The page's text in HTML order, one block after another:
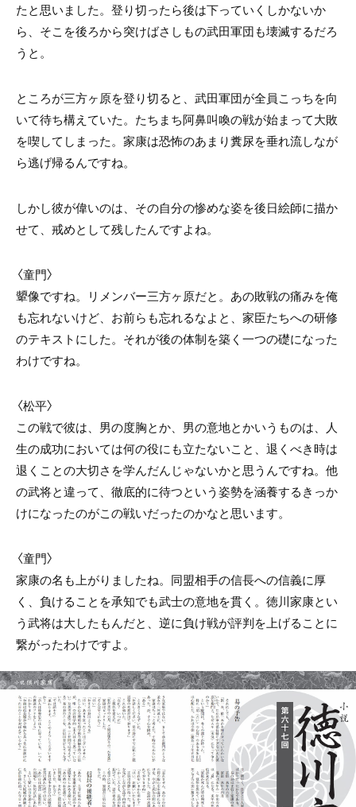
たと思いました。登り切ったら後は下っていくしかないか
ら、そこを後ろから突けばさしもの武田軍団も壊滅するだろ
うと。
ところが三方ヶ原を登り切ると、武田軍団が全員こっちを向
いて待ち構えていた。たちまち阿鼻叫喚の戦が始まって大敗
を喫してしまった。家康は恐怖のあまり糞尿を垂れ流しなが
ら逃げ帰るんですね。
しかし彼が偉いのは、その自分の惨めな姿を後日絵師に描か
せて、戒めとして残したんですよね。
〈童門〉
顰像ですね。リメンバー三方ヶ原だと。あの敗戦の痛みを俺
も忘れないけど、お前らも忘れるなよと、家臣たちへの研修
のテキストにした。それが後の体制を築く一つの礎になった
わけですね。
〈松平〉
この戦で彼は、男の度胸とか、男の意地とかいうものは、人
生の成功においては何の役にも立たないこと、退くべき時は
退くことの大切さを学んだんじゃないかと思うんですね。他
の武将と違って、徹底的に待つという姿勢を涵養するきっか
けになったのがこの戦いだったのかなと思います。
〈童門〉
家康の名も上がりましたね。同盟相手の信長への信義に厚
く、負けることを承知でも武士の意地を貫く。徳川家康とい
う武将は大したもんだと、逆に負け戦が評判を上げることに
繋がったわけですよ。